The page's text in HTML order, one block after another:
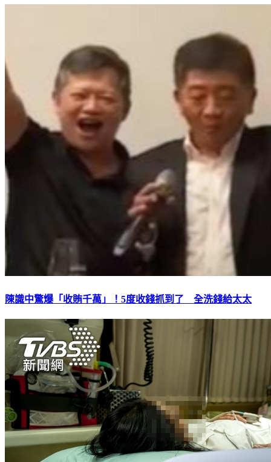
陳識中驚爆「收賄千萬」！5度收錢抓到了 全洗錢給太太